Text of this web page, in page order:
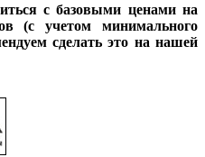
с базовыми ценами на
(с учетом минимального
сделать это на нашей